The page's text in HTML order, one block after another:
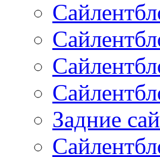
Задние